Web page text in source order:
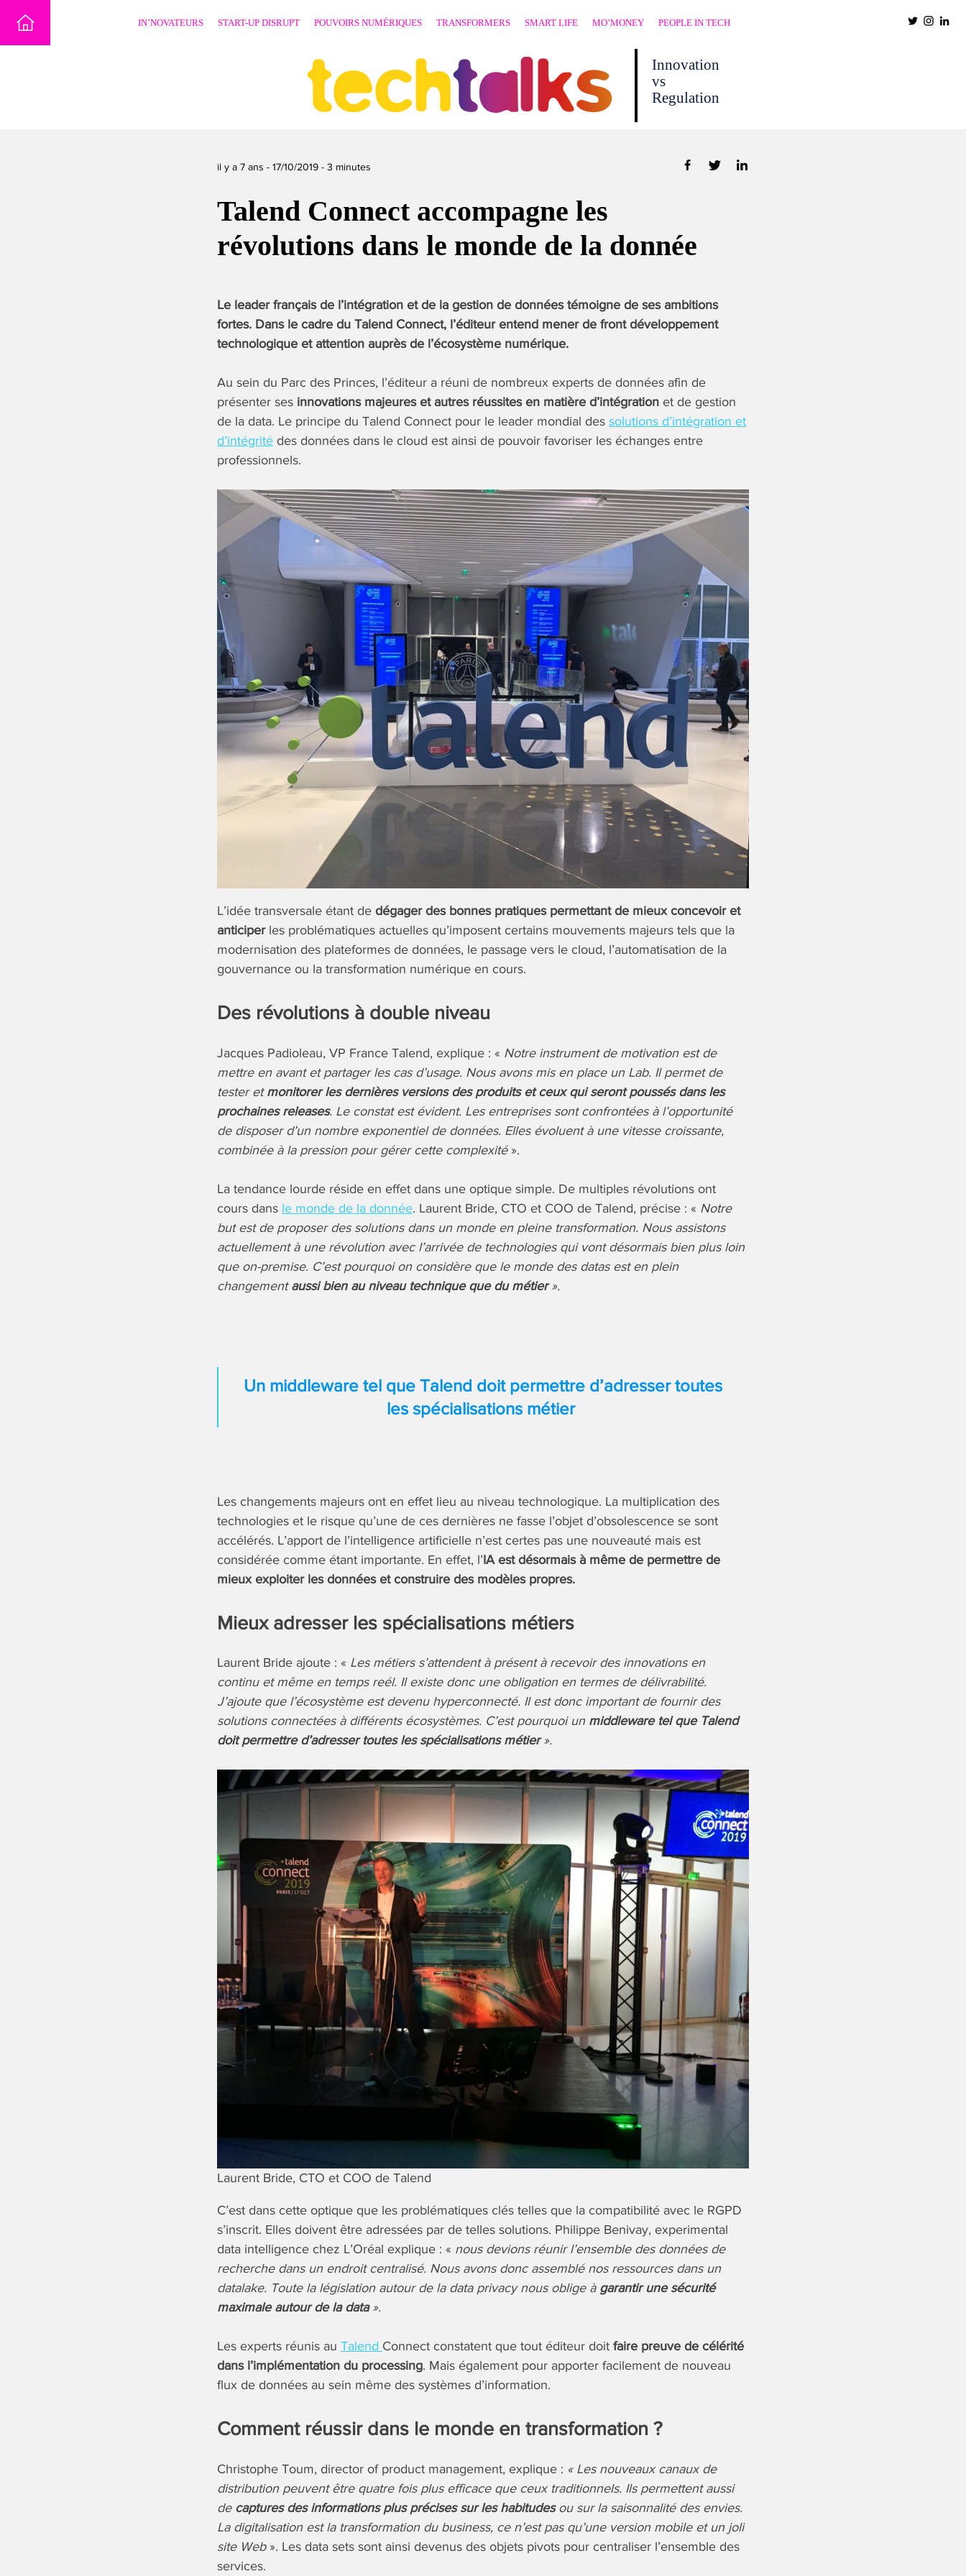
IN’NOVATEURS START-UP DISRUPT POUVOIRS NUMÉRIQUES TRANSFORMERS SMART LIFE MO’MONEY PEOPLE IN TECH
techtalks
Innovation
vs
Regulation
il y a 7 ans - 17/10/2019 - 3 minutes
Talend Connect accompagne les
révolutions dans le monde de la donnée
Le leader français de l’intégration et de la gestion de données témoigne de ses ambitions
fortes. Dans le cadre du Talend Connect, l’éditeur entend mener de front développement
technologique et attention auprès de l’écosystème numérique.
Au sein du Parc des Princes, l’éditeur a réuni de nombreux experts de données afin de
présenter ses innovations majeures et autres réussites en matière d’intégration et de gestion
de la data. Le principe du Talend Connect pour le leader mondial des solutions d’intégration et
d’intégrité des données dans le cloud est ainsi de pouvoir favoriser les échanges entre
professionnels.
L’idée transversale étant de dégager des bonnes pratiques permettant de mieux concevoir et
anticiperles problématiques actuelles qu’imposent certains mouvements majeurs tels que la
modernisation des plateformes de données, le passage vers le cloud, l’automatisation de la
gouvernance ou la transformation numérique en cours.
Des révolutions à double niveau
Jacques Padioleau, VP France Talend, explique : « Notre instrument de motivation est de
mettre en avant et partager les cas d’usage. Nous avons mis en place un Lab. Il permet de
tester et monitorer les dernières versions des produits et ceux qui seront poussés dans les
prochaines releases. Le constat est évident. Les entreprises sont confrontées à l’opportunité
de disposer d’un nombre exponentiel de données. Elles évoluent à une vitesse croissante,
combinée à la pression pour gérer cette complexité».
La tendance lourde réside en effet dans une optique simple. De multiples révolutions ont
cours dans le monde de la donnée. Laurent Bride, CTO et COO de Talend, précise : « Notre
but est de proposer des solutions dans un monde en pleine transformation. Nous assistons
actuellement à une révolution avec l’arrivée de technologies qui vont désormais bien plus loin
que on-premise. C’est pourquoi on considère que le monde des datas est en plein
changementaussi bien au niveau technique que du métier».
Un middleware tel que Talend doit permettre d’adresser toutes
les spécialisations métier
Les changements majeurs ont en effet lieu au niveau technologique. La multiplication des
technologies et le risque qu’une de ces dernières ne fasse l’objet d’obsolescence se sont
accélérés. L’apport de l’intelligence artificielle n’est certes pas une nouveauté mais est
considérée comme étant importante. En effet, l’IA est désormais à même de permettre de
mieux exploiter les données et construire des modèles propres.
Mieux adresser les spécialisations métiers
Laurent Bride ajoute : « Les métiers s’attendent à présent à recevoir des innovations en
continu et même en temps reél. Il existe donc une obligation en termes de délivrabilité.
J’ajoute que l’écosystème est devenu hyperconnecté. Il est donc important de fournir des
solutions connectées à différents écosystèmes. C’est pourquoi un middleware tel que Talend
doit permettre d’adresser toutes les spécialisations métier».
Laurent Bride, CTO et COO de Talend
C’est dans cette optique que les problématiques clés telles que la compatibilité avec le RGPD
s’inscrit. Elles doivent être adressées par de telles solutions. Philippe Benivay, experimental
data intelligence chez L’Oréal explique : « nous devions réunir l’ensemble des données de
recherche dans un endroit centralisé. Nous avons donc assemblé nos ressources dans un
datalake. Toute la législation autour de la data privacy nous oblige à garantir une sécurité
maximale autour de la data ».
Les experts réunis au Talend Connect constatent que tout éditeur doit faire preuve de célérité
dans l’implémentation du processing. Mais également pour apporter facilement de nouveau
flux de données au sein même des systèmes d’information.
Comment réussir dans le monde en transformation ?
Christophe Toum, director of product management, explique : « Les nouveaux canaux de
distribution peuvent être quatre fois plus efficace que ceux traditionnels. Ils permettent aussi
de captures des informations plus précises sur les habitudesou sur la saisonnalité des envies.
La digitalisation est la transformation du business, ce n’est pas qu’une version mobile et un joli
site Web». Les data sets sont ainsi devenus des objets pivots pour centraliser l’ensemble des
services.